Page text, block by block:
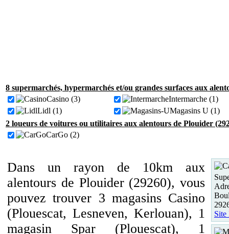
8 supermarchés, hypermarchés et/ou grandes surfaces aux
Casino (3)
Intermarche (1)
Lidl (1)
Magasins U (1)
2 loueurs de voitures ou utilitaires aux alentours de Plouider
CarGo (2)
Dans un rayon de 10km aux
alentours de Plouider (29260), vous
pouvez trouver 3 magasins Casino
(Plouescat, Lesneven, Kerlouan), 1
magasin Spar (Plouescat), 1
Site